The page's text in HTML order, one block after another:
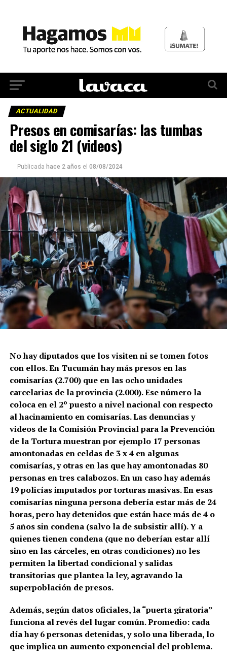
ACTUALIDAD
Presos en comisarías: las tumbas
del siglo 21 (videos)
Publicada hace 2 años el 08/08/2024
No hay diputados que los visiten ni se tomen fotos
con ellos. En Tucumán hay más presos en las
comisarías (2.700) que en las ocho unidades
carcelarias de la provincia (2.000). Ese número la
coloca en el 2º puesto a nivel nacional con respecto
al hacinamiento en comisarías. Las denuncias y
videos de la Comisión Provincial para la Prevención
de la Tortura muestran por ejemplo 17 personas
amontonadas en celdas de 3 x 4 en algunas
comisarías, y otras en las que hay amontonadas 80
personas en tres calabozos. En un caso hay además
19 policías imputados por torturas masivas. En esas
comisarías ninguna persona debería estar más de 24
horas, pero hay detenidos que están hace más de 4 o
5 años sin condena (salvo la de subsistir allí). Y a
quienes tienen condena (que no deberían estar allí
sino en las cárceles, en otras condiciones) no les
permiten la libertad condicional y salidas
transitorias que plantea la ley, agravando la
superpoblación de presos.
Además, según datos oficiales, la “puerta giratoria”
funciona al revés del lugar común. Promedio: cada
día hay 6 personas detenidas, y solo una liberada, lo
que implica un aumento exponencial del problema.